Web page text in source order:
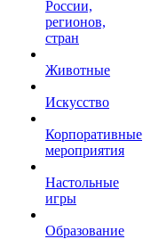
России,
регионов,
стран
Животные
Искусство
Корпоративные
мероприятия
Настольные
игры
Образование